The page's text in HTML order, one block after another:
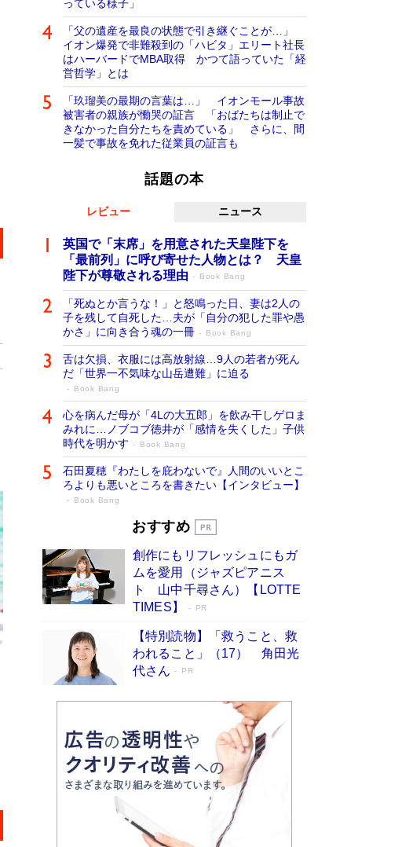
っている様子」
「父の遺産を最良の状態で引き継ぐことが…」
イオン爆発で非難殺到の「ハビタ」エリート社長
はハーバードでMBA取得 かつて語っていた「経
営哲学」とは
「玖瑠美の最期の言葉は…」 イオンモール事故
被害者の親族が慟哭の証言 「おばたちは制止で
きなかった自分たちを責めている」 さらに、間
一髪で事故を免れた従業員の証言も
話題の本
レビュー ニュース
英国で「末席」を用意された天皇陛下を
「最前列」に呼び寄せた人物とは？ 天皇
陛下が尊敬される理由
Book Bang
「死ぬとか言うな！」と怒鳴った日、妻は2人の
子を残して自死した…夫が「自分の犯した罪や愚
かさ」に向き合う魂の一冊
Book Bang
舌は欠損、衣服には高放射線…9人の若者が死ん
だ「世界一不気味な山岳遭難」に迫る
Book Bang
心を病んだ母が「4Lの大五郎」を飲み干しゲロま
みれに…ノブコブ徳井が「感情を失くした」子供
時代を明かす
Book Bang
石田夏穂『わたしを庇わないで』人間のいいとこ
ろよりも悪いところを書きたい【インタビュー】
Book Bang
73歳でも働くしかない 「老後レス時代」
「なんで？ そんな馬鹿な……」90歳になった作
家・阿刀田高さんが、ひとり暮らしの生活を明か
す
Book Bang
グに『容疑者Xの献身』『白夜行』など代表作が
並ぶ［文庫ベストセラー］
Book Bang
和田秀樹の70代、80代向け新書がベスト3を独
「『火垂るの墓』は、大嘘である」原作者が抱き
続けた“自責の念”とは…「自己憐憫は描きたくな
い」監督が徹底的にこだわったこと（後編） #
戦争の記憶
Book Bang
おすすめ
創作にもリフレッシュにもガ
ムを愛用（ジャズピアニス
ト 山中千尋さん）【LOTTE
TIMES】
PR
【特別読物】「救うこと、救
われること」（17） 角田光
代さん
PR